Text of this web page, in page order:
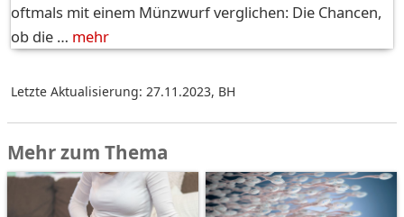
oftmals mit einem Münzwurf verglichen: Die Chancen,
ob die … mehr
Letzte Aktualisierung: 27.11.2023, BH
Mehr zum Thema